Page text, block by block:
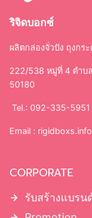
ริจิดบอกซ์
ผลิตกล่องจั่วปัง ถุงกร
222/538 หมู่ที่ 4 ตำบ
50180
Tel.: 092-335-5951
Email :
CORPORATE
รับสร้างแบร